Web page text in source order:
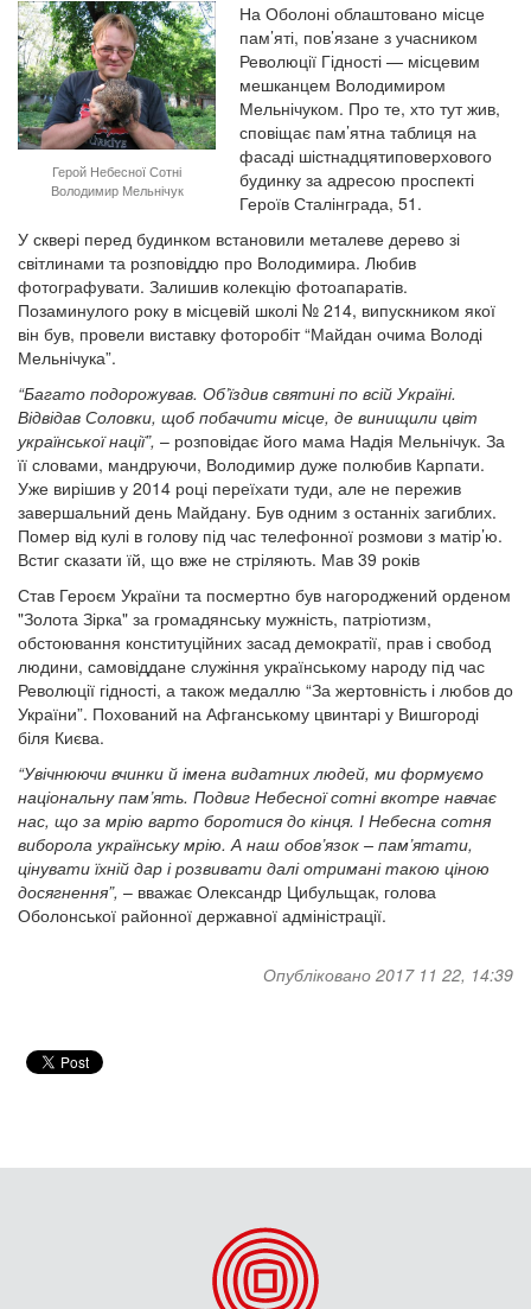
Герой Небесної Сотні
Володимир Мельнічук
На Оболоні облаштовано місце
пам’яті, пов’язане з учасником
Революції Гідності — місцевим
мешканцем Володимиром
Мельнічуком. Про те, хто тут жив,
сповіщає пам’ятна таблиця на
фасаді шістнадцятиповерхового
будинку за адресою проспекті
Героїв Сталінграда, 51.
У сквері перед будинком встановили металеве дерево зі
світлинами та розповіддю про Володимира. Любив
фотографувати. Залишив колекцію фотоапаратів.
Позаминулого року в місцевій школі № 214, випускником якої
він був, провели виставку фоторобіт “Майдан очима Володі
Мельнічука”.
“Багато подорожував. Об’їздив святині по всій Україні.
Відвідав Соловки, щоб побачити місце, де винищили цвіт
української нації”, – розповідає його мама Надія Мельнічук. За
її словами, мандруючи, Володимир дуже полюбив Карпати.
Уже вирішив у 2014 році переїхати туди, але не пережив
завершальний день Майдану. Був одним з останніх загиблих.
Помер від кулі в голову під час телефонної розмови з матір’ю.
Встиг сказати їй, що вже не стріляють. Мав 39 років
Став Героєм України та посмертно був нагороджений орденом
"Золота Зірка" за громадянську мужність, патріотизм,
обстоювання конституційних засад демократії, прав і свобод
людини, самовіддане служіння українському народу під час
Революції гідності, а також медаллю “За жертовність і любов до
України”. Похований на Афганському цвинтарі у Вишгороді
біля Києва.
“Увічнюючи вчинки й імена видатних людей, ми формуємо
національну пам’ять. Подвиг Небесної сотні вкотре навчає
нас, що за мрію варто боротися до кінця. І Небесна сотня
виборола українську мрію. А наш обов’язок – пам’ятати,
цінувати їхній дар і розвивати далі отримані такою ціною
досягнення”, – вважає Олександр Цибульщак, голова
Оболонської районної державної адміністрації.
Опубліковано 2017 11 22, 14:39